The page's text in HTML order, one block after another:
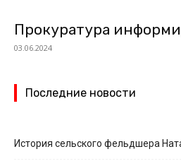
Прокуратура
03.06.2024
Последние новости
История сельского фельдшера